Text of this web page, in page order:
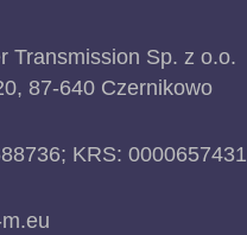
Transmission Sp. z o.o.
87-640 Czernikowo
KRS: 0000657431